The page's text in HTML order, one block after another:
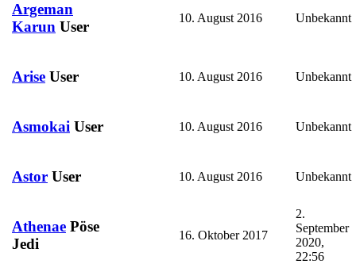
Argeman
Karun User
10. August 2016 Unbekannt
Arise User 10. August 2016 Unbekannt
Asmokai User 10. August 2016 Unbekannt
Astor User 10. August 2016 Unbekannt
Athenae Pöse
Jedi
16. Oktober 2017
2.
September
2020,
22:56